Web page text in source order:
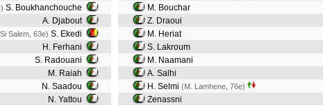
S. Boukhanchouche
A. Djabout
Salem, 63e) S. Ekedi
H. Ferhani
S. Radouani
M. Raiah
N. Saadou
N. Yattou
M. Bouchar
Z. Draoui
M. Heriat
S. Lakroum
M. Naamani
A. Salhi
H. Selmi (M. Lamhene, 76e)
Zenassni